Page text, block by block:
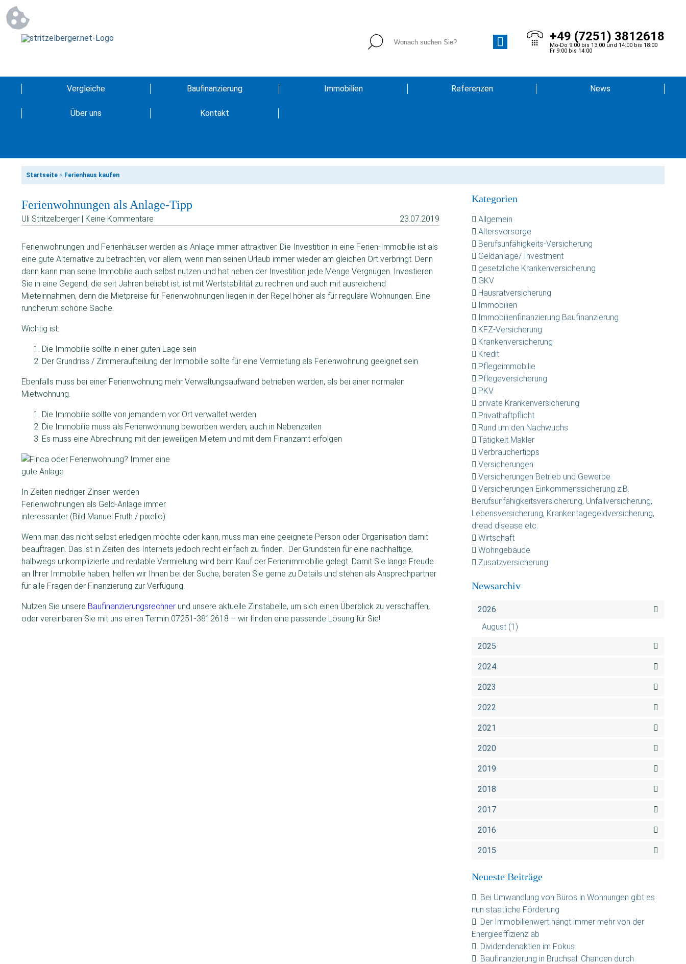
+49 (7251) 3812618
Mo-Do 9:00 bis 13:00 und 14:00 bis 18:00
Fr 9:00 bis 14:00
Vergleiche Baufinanzierung Immobilien Referenzen News
Über uns Kontakt
Startseite > Ferienhaus kaufen
Ferienwohnungen als Anlage-Tipp
Uli Stritzelberger | Keine Kommentare 23.07.2019
Ferienwohnungen und Ferienhäuser werden als Anlage immer attraktiver. Die Investition in eine Ferien-Immobilie ist als
eine gute Alternative zu betrachten, vor allem, wenn man seinen Urlaub immer wieder am gleichen Ort verbringt. Denn
dann kann man seine Immobilie auch selbst nutzen und hat neben der Investition jede Menge Vergnügen. Investieren
Sie in eine Gegend, die seit Jahren beliebt ist, ist mit Wertstabilität zu rechnen und auch mit ausreichend
Mieteinnahmen, denn die Mietpreise für Ferienwohnungen liegen in der Regel höher als für reguläre Wohnungen. Eine
rundherum schöne Sache.
Wichtig ist:
Die Immobilie sollte in einer guten Lage sein
Der Grundriss / Zimmeraufteilung der Immobilie sollte für eine Vermietung als Ferienwohnung geeignet sein
Ebenfalls muss bei einer Ferienwohnung mehr Verwaltungsaufwand betrieben werden, als bei einer normalen
Mietwohnung.
Die Immobilie sollte von jemandem vor Ort verwaltet werden
Die Immobilie muss als Ferienwohnung beworben werden, auch in Nebenzeiten
Es muss eine Abrechnung mit den jeweiligen Mietern und mit dem Finanzamt erfolgen
In Zeiten niedriger Zinsen werden
Ferienwohnungen als Geld-Anlage immer
interessanter (Bild Manuel Fruth / pixelio)
Wenn man das nicht selbst erledigen möchte oder kann, muss man eine geeignete Person oder Organisation damit
beauftragen. Das ist in Zeiten des Internets jedoch recht einfach zu finden. Der Grundstein für eine nachhaltige,
halbwegs unkomplizierte und rentable Vermietung wird beim Kauf der Ferienimmobilie gelegt. Damit Sie lange Freude
an Ihrer Immobilie haben, helfen wir Ihnen bei der Suche, beraten Sie gerne zu Details und stehen als Ansprechpartner
für alle Fragen der Finanzierung zur Verfügung.
Nutzen Sie unsere Baufinanzierungsrechner und unsere aktuelle Zinstabelle, um sich einen Überblick zu verschaffen,
oder vereinbaren Sie mit uns einen Termin 07251-3812618 – wir finden eine passende Lösung für Sie!
Kategorien
Allgemein
Altersvorsorge
Berufsunfähigkeits-Versicherung
Geldanlage/ Investment
gesetzliche Krankenversicherung
GKV
Hausratversicherung
Immobilien
Immobilienfinanzierung Baufinanzierung
KFZ-Versicherung
Krankenversicherung
Kredit
Pflegeimmobilie
Pflegeversicherung
PKV
private Krankenversicherung
Privathaftpflicht
Rund um den Nachwuchs
Tätigkeit Makler
Verbrauchertipps
Versicherungen
Versicherungen Betrieb und Gewerbe
Versicherungen Einkommenssicherung z.B.
Berufsunfähigkeitsversicherung, Unfallversicherung,
Lebensversicherung, Krankentagegeldversicherung,
dread disease etc.
Wirtschaft
Wohngebäude
Zusatzversicherung
Newsarchiv
2026
August (1)
2025
2024
2023
2022
2021
2020
2019
2018
2017
2016
2015
Neueste Beiträge
Bei Umwandlung von Büros in Wohnungen gibt es
nun staatliche Förderung
Der Immobilienwert hängt immer mehr von der
Energieeffizienz ab
Dividendenaktien im Fokus
Baufinanzierung in Bruchsal: Chancen durch